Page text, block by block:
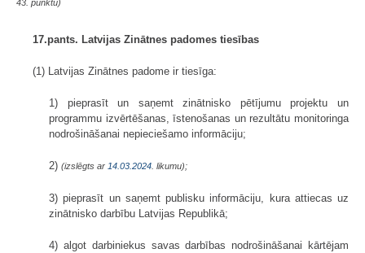
43. punktu)
17.pants. Latvijas Zinātnes padomes tiesības
(1) Latvijas Zinātnes padome ir tiesīga:
1) pieprasīt un saņemt zinātnisko pētījumu projektu un
programmu izvērtēšanas, īstenošanas un rezultātu monitoringa
nodrošināšanai nepieciešamo informāciju;
2) (izslēgts ar 14.03.2024 . likumu);
3) pieprasīt un saņemt publisku informāciju, kura attiecas uz
zinātnisko darbību Latvijas Republikā;
4) algot darbiniekus savas darbības nodrošināšanai kārtējam